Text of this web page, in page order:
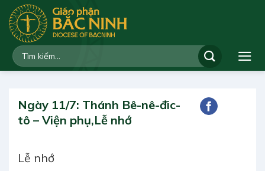
qua
dung
Ngày 11/7: Thánh Bê-nê-đic-
tô – Viện phụ,Lễ nhớ
Lễ nhớ